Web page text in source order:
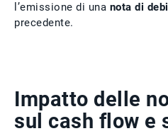
l’emissione di una nota di
precedente.
Impatto delle
sul cash flow e